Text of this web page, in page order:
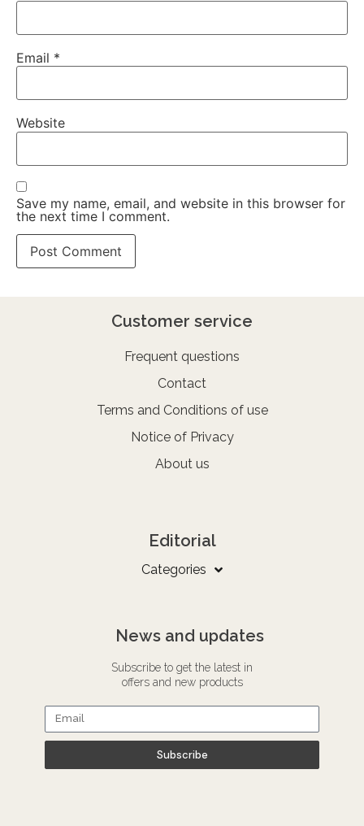
Email *
Website
Save my name, email, and website in this browser for
the next time I comment.
Customer service
Frequent questions
Contact
Terms and Conditions of use
Notice of Privacy
About us
Editorial
Categories
News and updates
Subscribe to get the latest in
offers and new products
Subscribe